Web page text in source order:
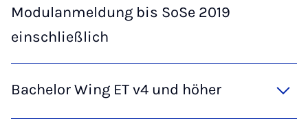
Modulanmeldung bis SoSe 2019
einschließlich
Bachelor Wing ET v4 und höher